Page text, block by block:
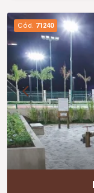
Cód. 71240